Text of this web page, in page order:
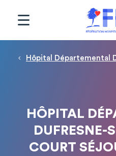
Fil d'Ariane
Hôpital Départemental
HÔPITAL
DUFRESNE-
COURT
Panneau de gestion des